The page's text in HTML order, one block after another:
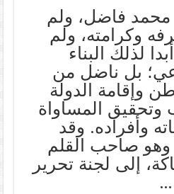
فاضل، ولم
وكرامته، ولم
لذلك البناء
بل ناضل من
وإقامة الدولة
وتحقيق المساواة
وأفراده. وقد
وهو صاحب القلم
إلى لجنة تحرير
…